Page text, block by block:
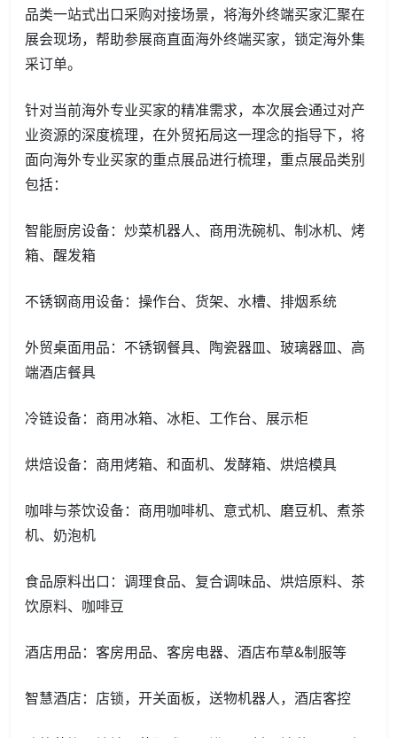
品类一站式出口采购对接场景，将海外终端买家汇聚在
展会现场，帮助参展商直面海外终端买家，锁定海外集
采订单。
针对当前海外专业买家的精准需求，本次展会通过对产
业资源的深度梳理，在外贸拓局这一理念的指导下，将
面向海外专业买家的重点展品进行梳理，重点展品类别
包括：
智能厨房设备：炒菜机器人、商用洗碗机、制冰机、烤
箱、醒发箱
不锈钢商用设备：操作台、货架、水槽、排烟系统
外贸桌面用品：不锈钢餐具、陶瓷器皿、玻璃器皿、高
端酒店餐具
冷链设备：商用冰箱、冰柜、工作台、展示柜
烘焙设备：商用烤箱、和面机、发酵箱、烘焙模具
咖啡与茶饮设备：商用咖啡机、意式机、磨豆机、煮茶
机、奶泡机
食品原料出口：调理食品、复合调味品、烘焙原料、茶
饮原料、咖啡豆
酒店用品：客房用品、客房电器、酒店布草&制服等
智慧酒店：店锁，开关面板，送物机器人，酒店客控